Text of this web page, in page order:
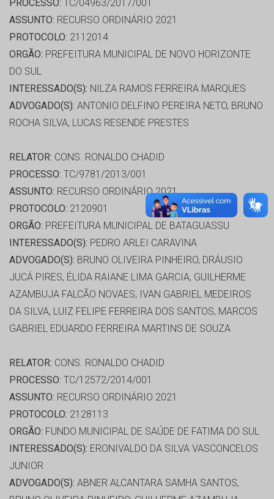
PROCESSO: TC/04963/2017/001
ASSUNTO: RECURSO ORDINÁRIO 2021
PROTOCOLO: 2112014
ORGÃO: PREFEITURA MUNICIPAL DE NOVO HORIZONTE
DO SUL
INTERESSADO(S): NILZA RAMOS FERREIRA MARQUES
ADVOGADO(S): ANTONIO DELFINO PEREIRA NETO, BRUNO
ROCHA SILVA, LUCAS RESENDE PRESTES
RELATOR: CONS. RONALDO CHADID
PROCESSO: TC/9781/2013/001
ASSUNTO: RECURSO ORDINÁRIO 2021
PROTOCOLO: 2120901
ORGÃO: PREFEITURA MUNICIPAL DE BATAGUASSU
INTERESSADO(S): PEDRO ARLEI CARAVINA
ADVOGADO(S): BRUNO OLIVEIRA PINHEIRO, DRÁUSIO
JUCÁ PIRES, ÉLIDA RAIANE LIMA GARCIA, GUILHERME
AZAMBUJA FALCÃO NOVAES, IVAN GABRIEL MEDEIROS
DA SILVA, LUIZ FELIPE FERREIRA DOS SANTOS, MARCOS
GABRIEL EDUARDO FERREIRA MARTINS DE SOUZA
RELATOR: CONS. RONALDO CHADID
PROCESSO: TC/12572/2014/001
ASSUNTO: RECURSO ORDINÁRIO 2021
PROTOCOLO: 2128113
ORGÃO: FUNDO MUNICIPAL DE SAÚDE DE FATIMA DO SUL
INTERESSADO(S): ERONIVALDO DA SILVA VASCONCELOS
JUNIOR
ADVOGADO(S): ABNER ALCANTARA SAMHA SANTOS,